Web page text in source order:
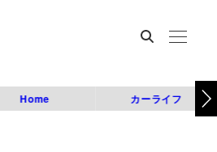
Home カーライフ